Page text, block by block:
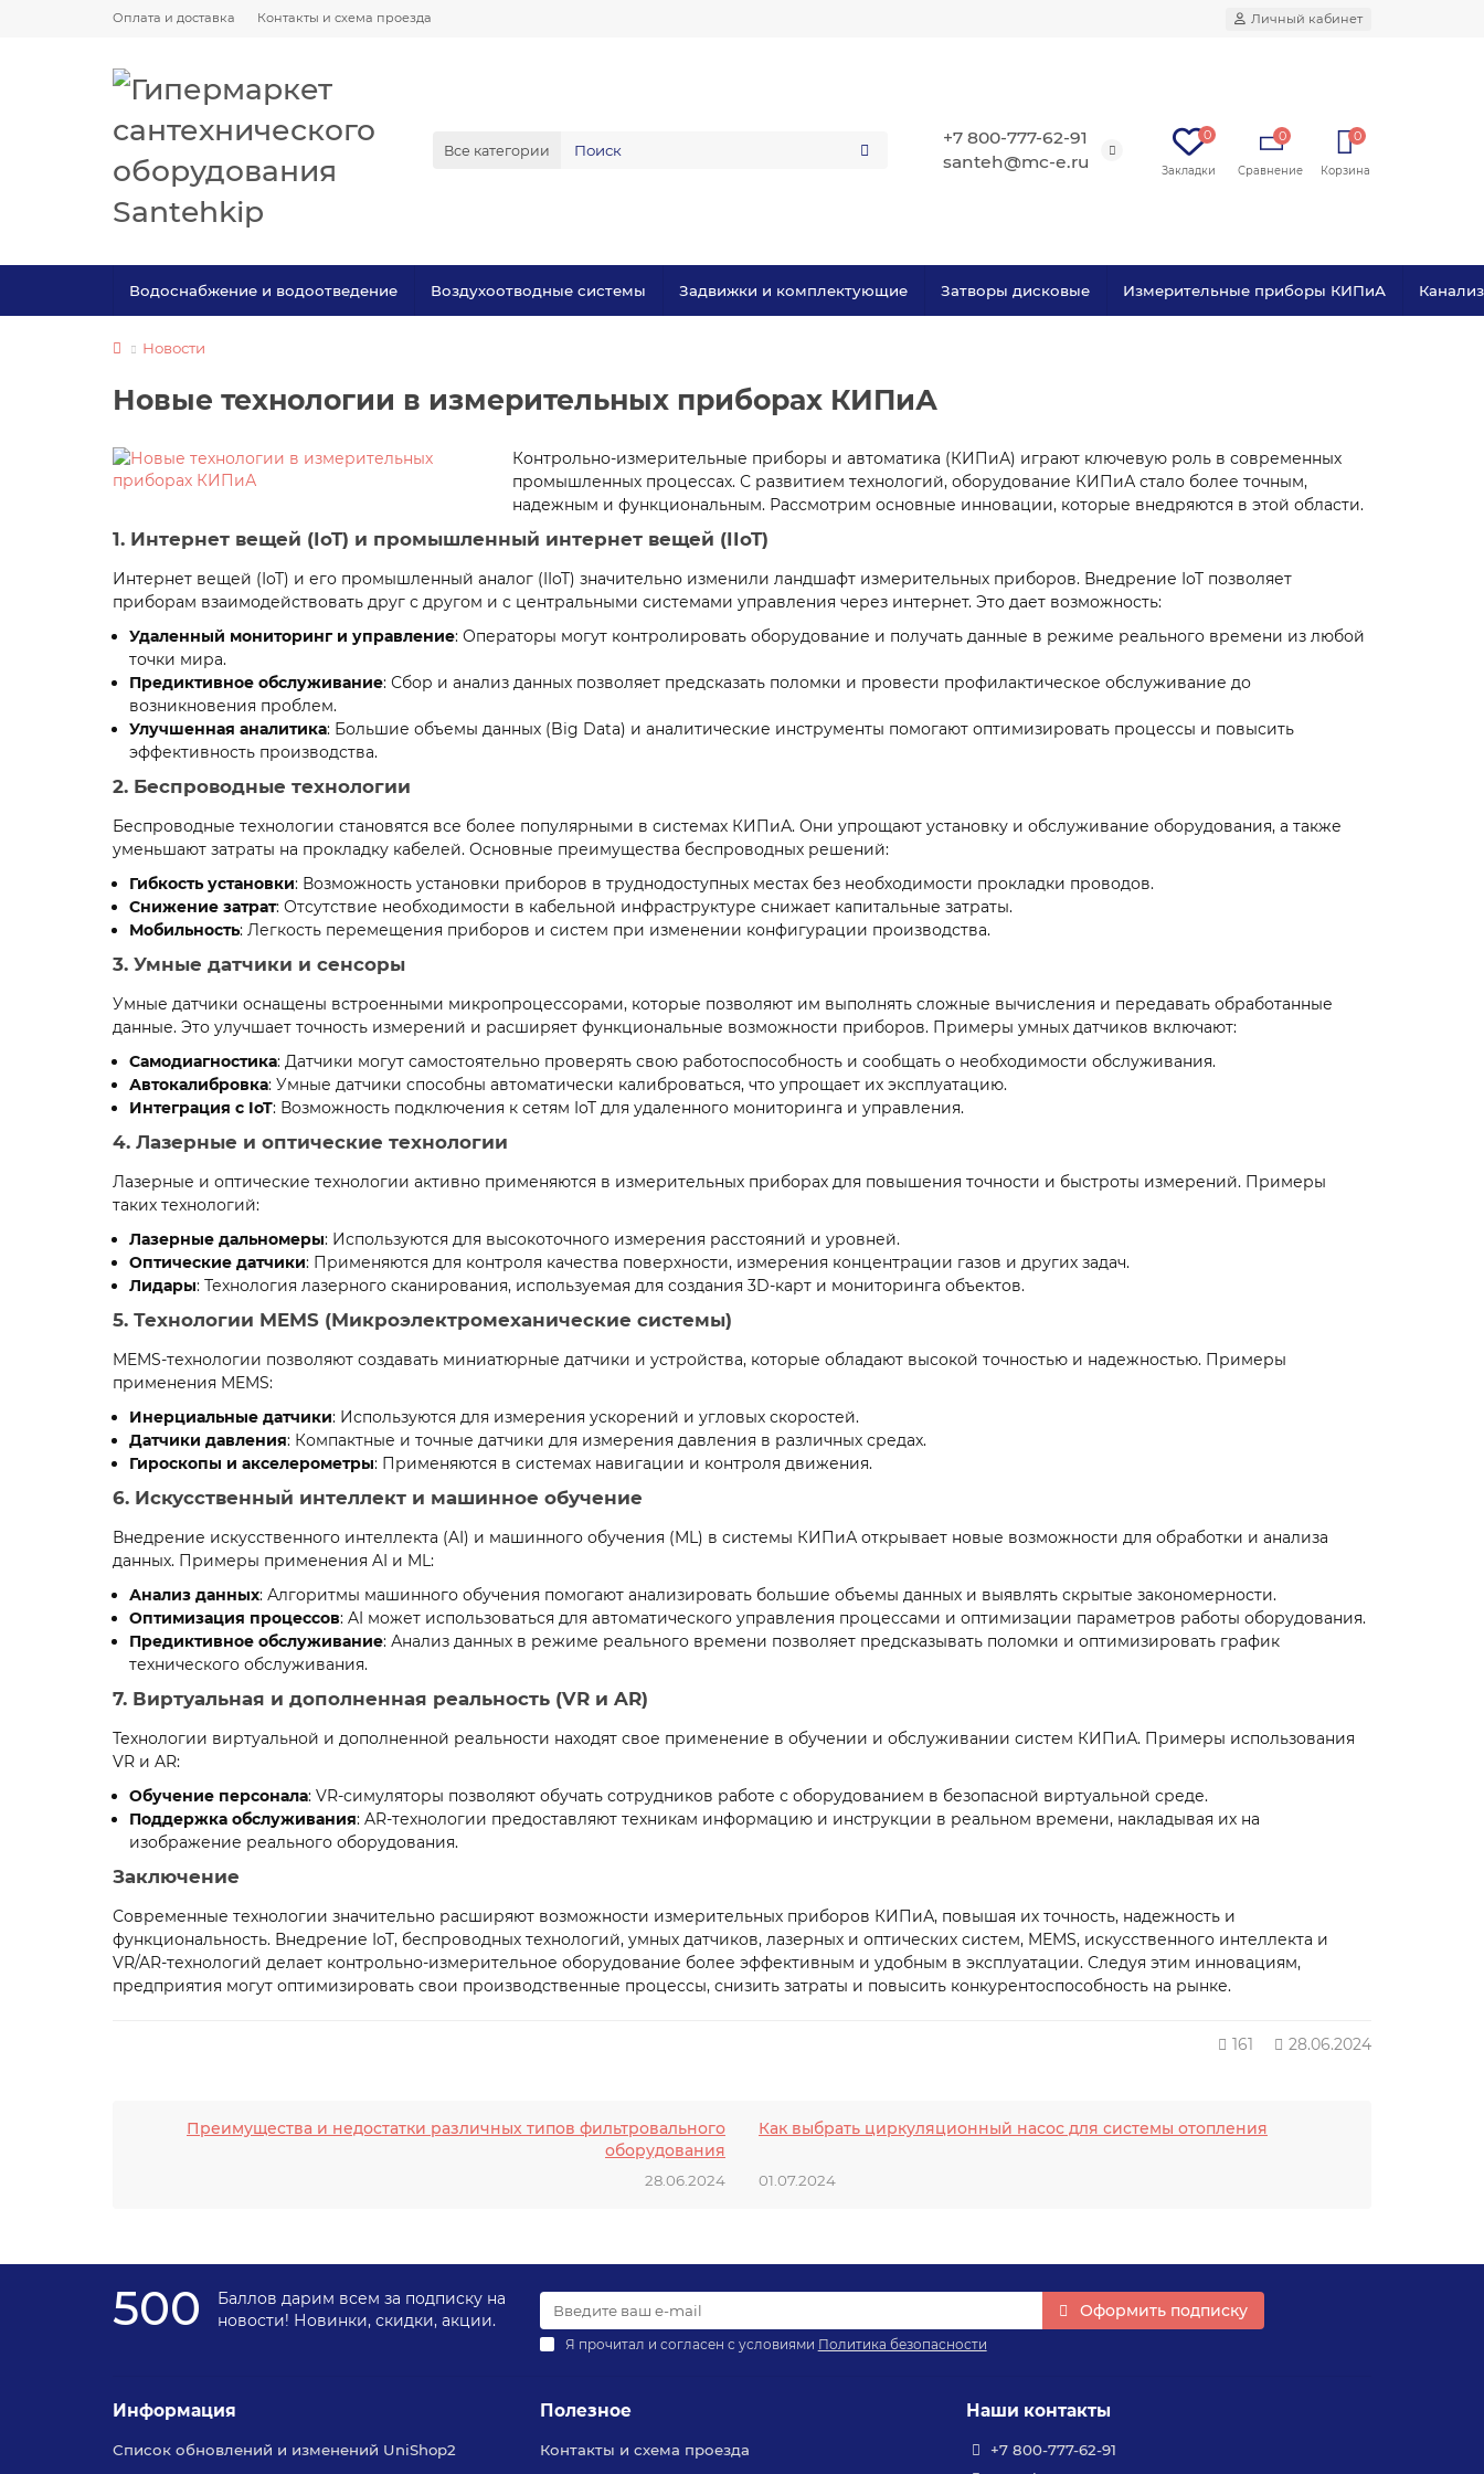
Оплата и доставка Контакты и схема проезда Личный кабинет
Все категории
+7 800-777-62-91
santeh@mc-e.ru
0 0 0
Водоснабжение и водоотведение Воздухоотводные системы Задвижки и комплектующие Затворы дисковые Измерительные приборы КИПиА
Новости
Новые технологии в измерительных приборах КИПиА
Контрольно-измерительные приборы и автоматика (КИПиА) играют ключевую роль в современных
промышленных процессах. С развитием технологий, оборудование КИПиА стало более точным,
надежным и функциональным. Рассмотрим основные инновации, которые внедряются в этой области.
1. Интернет вещей (IoT) и промышленный интернет вещей (IIoT)
Интернет вещей (IoT) и его промышленный аналог (IIoT) значительно изменили ландшафт измерительных приборов. Внедрение IoT позволяет
приборам взаимодействовать друг с другом и с центральными системами управления через интернет. Это дает возможность:
Удаленный мониторинг и управление: Операторы могут контролировать оборудование и получать данные в режиме реального времени из любой
точки мира.
Предиктивное обслуживание: Сбор и анализ данных позволяет предсказать поломки и провести профилактическое обслуживание до
возникновения проблем.
Улучшенная аналитика: Большие объемы данных (Big Data) и аналитические инструменты помогают оптимизировать процессы и повысить
эффективность производства.
2. Беспроводные технологии
Беспроводные технологии становятся все более популярными в системах КИПиА. Они упрощают установку и обслуживание оборудования, а также
уменьшают затраты на прокладку кабелей. Основные преимущества беспроводных решений:
Гибкость установки: Возможность установки приборов в труднодоступных местах без необходимости прокладки проводов.
Снижение затрат: Отсутствие необходимости в кабельной инфраструктуре снижает капитальные затраты.
Мобильность: Легкость перемещения приборов и систем при изменении конфигурации производства.
3. Умные датчики и сенсоры
Умные датчики оснащены встроенными микропроцессорами, которые позволяют им выполнять сложные вычисления и передавать обработанные
данные. Это улучшает точность измерений и расширяет функциональные возможности приборов. Примеры умных датчиков включают:
Самодиагностика: Датчики могут самостоятельно проверять свою работоспособность и сообщать о необходимости обслуживания.
Автокалибровка: Умные датчики способны автоматически калиброваться, что упрощает их эксплуатацию.
Интеграция с IoT: Возможность подключения к сетям IoT для удаленного мониторинга и управления.
4. Лазерные и оптические технологии
Лазерные и оптические технологии активно применяются в измерительных приборах для повышения точности и быстроты измерений. Примеры
таких технологий:
Лазерные дальномеры: Используются для высокоточного измерения расстояний и уровней.
Оптические датчики: Применяются для контроля качества поверхности, измерения концентрации газов и других задач.
Лидары: Технология лазерного сканирования, используемая для создания 3D-карт и мониторинга объектов.
5. Технологии MEMS (Микроэлектромеханические системы)
MEMS-технологии позволяют создавать миниатюрные датчики и устройства, которые обладают высокой точностью и надежностью. Примеры
применения MEMS:
Инерциальные датчики: Используются для измерения ускорений и угловых скоростей.
Датчики давления: Компактные и точные датчики для измерения давления в различных средах.
Гироскопы и акселерометры: Применяются в системах навигации и контроля движения.
6. Искусственный интеллект и машинное обучение
Внедрение искусственного интеллекта (AI) и машинного обучения (ML) в системы КИПиА открывает новые возможности для обработки и анализа
данных. Примеры применения AI и ML:
Анализ данных: Алгоритмы машинного обучения помогают анализировать большие объемы данных и выявлять скрытые закономерности.
Оптимизация процессов: AI может использоваться для автоматического управления процессами и оптимизации параметров работы оборудования.
Предиктивное обслуживание: Анализ данных в режиме реального времени позволяет предсказывать поломки и оптимизировать график
технического обслуживания.
7. Виртуальная и дополненная реальность (VR и AR)
Технологии виртуальной и дополненной реальности находят свое применение в обучении и обслуживании систем КИПиА. Примеры использования
VR и AR:
Обучение персонала: VR-симуляторы позволяют обучать сотрудников работе с оборудованием в безопасной виртуальной среде.
Поддержка обслуживания: AR-технологии предоставляют техникам информацию и инструкции в реальном времени, накладывая их на
изображение реального оборудования.
Заключение
Современные технологии значительно расширяют возможности измерительных приборов КИПиА, повышая их точность, надежность и
функциональность. Внедрение IoT, беспроводных технологий, умных датчиков, лазерных и оптических систем, MEMS, искусственного интеллекта и
VR/AR-технологий делает контрольно-измерительное оборудование более эффективным и удобным в эксплуатации. Следуя этим инновациям,
предприятия могут оптимизировать свои производственные процессы, снизить затраты и повысить конкурентоспособность на рынке.
161 28.06.2024
Преимущества и недостатки различных типов фильтровального
оборудования
28.06.2024
Как выбрать циркуляционный насос для системы отопления
01.07.2024
500
Баллов дарим всем за подписку на
новости! Новинки, скидки, акции.
Оформить подписку
Я прочитал и согласен с условиями Политика безопасности
Информация
Список обновлений и изменений UniShop2
Полезное
Контакты и схема проезда
Наши контакты
+7 800-777-62-91